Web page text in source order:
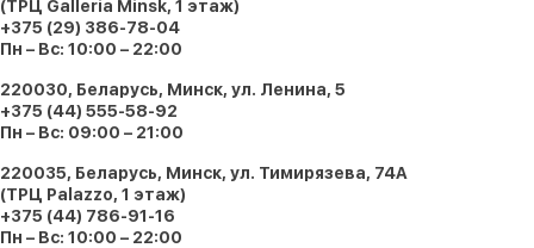
(ТРЦ Galleria Minsk, 1 этаж)
+375 (29) 386-78-04
Пн – Вс: 10:00 – 22:00
220030, Беларусь, Минск, ул. Ленина, 5
+375 (44) 555-58-92
Пн – Вс: 09:00 – 21:00
220035, Беларусь, Минск, ул. Тимирязева, 74A
(ТРЦ Palazzo, 1 этаж)
+375 (44) 786-91-16
Пн – Вс: 10:00 – 22:00